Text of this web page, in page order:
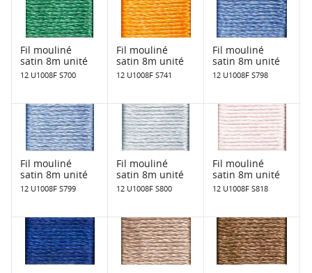
Fil mouliné
satin 8m unité
12 U1008F S700
Fil mouliné
satin 8m unité
12 U1008F S741
Fil mouliné
satin 8m unité
12 U1008F S798
Fil mouliné
satin 8m unité
12 U1008F S799
Fil mouliné
satin 8m unité
12 U1008F S800
Fil mouliné
satin 8m unité
12 U1008F S818